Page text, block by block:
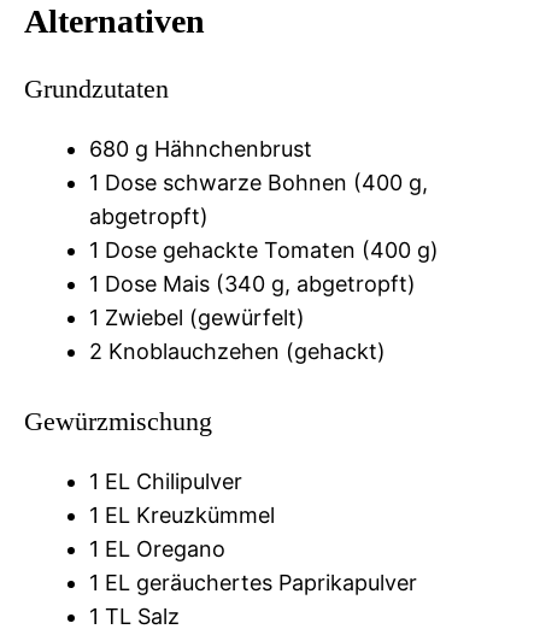
Alternativen
Grundzutaten
680 g Hähnchenbrust
1 Dose schwarze Bohnen (400 g,
abgetropft)
1 Dose gehackte Tomaten (400 g)
1 Dose Mais (340 g, abgetropft)
1 Zwiebel (gewürfelt)
2 Knoblauchzehen (gehackt)
Gewürzmischung
1 EL Chilipulver
1 EL Kreuzkümmel
1 EL Oregano
1 EL geräuchertes Paprikapulver
1 TL Salz